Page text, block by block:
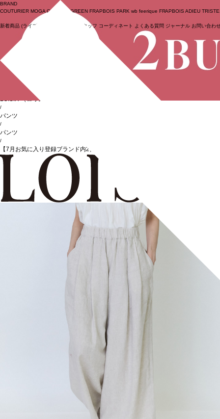
ログイン
BRAND
COUTURIER MOGA Collection GREEN FRAPBOIS PARK wb feerique FRAPBOIS ADIEU
新着商品 (ライブ) スタッフ コーディネート よくある質問 ジャーナル お問い合わ
BIGI online store
（ロワズィール）
/
パンツ
/
パンツ
/
【7月お気に入り登録ブランド内2位】リネンイージーパンツ